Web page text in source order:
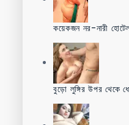
কয়েকজন নর-নারী
বুড়ো লুঙ্গির উপর থেকে